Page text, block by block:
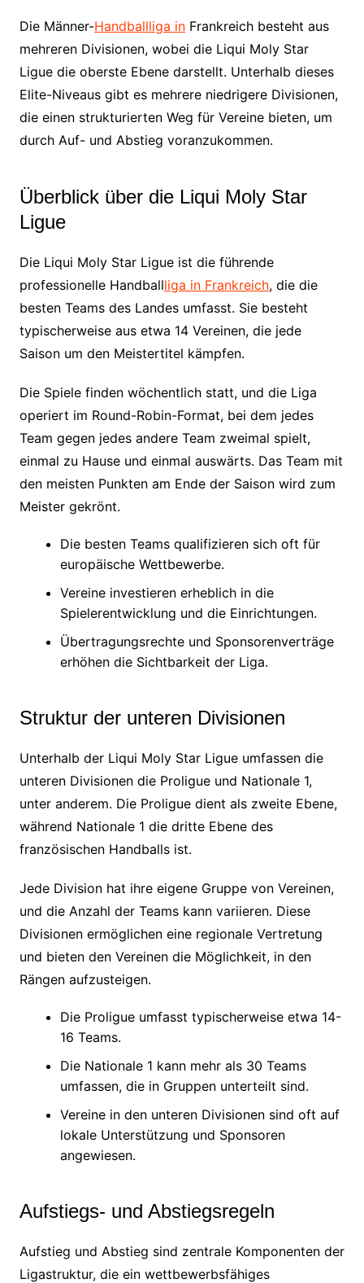
Die Männer-Handballliga inFrankreich besteht aus
mehreren Divisionen, wobei die Liqui Moly Star
Ligue die oberste Ebene darstellt. Unterhalb dieses
Elite-Niveaus gibt es mehrere niedrigere Divisionen,
die einen strukturierten Weg für Vereine bieten, um
durch Auf- und Abstieg voranzukommen.
Überblick über die Liqui Moly Star
Ligue
Die Liqui Moly Star Ligue ist die führende
professionelle Handballliga in Frankreich, die die
besten Teams des Landes umfasst. Sie besteht
typischerweise aus etwa 14 Vereinen, die jede
Saison um den Meistertitel kämpfen.
Die Spiele finden wöchentlich statt, und die Liga
operiert im Round-Robin-Format, bei dem jedes
Team gegen jedes andere Team zweimal spielt,
einmal zu Hause und einmal auswärts. Das Team mit
den meisten Punkten am Ende der Saison wird zum
Meister gekrönt.
Die besten Teams qualifizieren sich oft für
europäische Wettbewerbe.
Vereine investieren erheblich in die
Spielerentwicklung und die Einrichtungen.
Übertragungsrechte und Sponsorenverträge
erhöhen die Sichtbarkeit der Liga.
Struktur der unteren Divisionen
Unterhalb der Liqui Moly Star Ligue umfassen die
unteren Divisionen die Proligue und Nationale 1,
unter anderem. Die Proligue dient als zweite Ebene,
während Nationale 1 die dritte Ebene des
französischen Handballs ist.
Jede Division hat ihre eigene Gruppe von Vereinen,
und die Anzahl der Teams kann variieren. Diese
Divisionen ermöglichen eine regionale Vertretung
und bieten den Vereinen die Möglichkeit, in den
Rängen aufzusteigen.
Die Proligue umfasst typischerweise etwa 14-
16 Teams.
Die Nationale 1 kann mehr als 30 Teams
umfassen, die in Gruppen unterteilt sind.
Vereine in den unteren Divisionen sind oft auf
lokale Unterstützung und Sponsoren
angewiesen.
Aufstiegs- und Abstiegsregeln
Aufstieg und Abstieg sind zentrale Komponenten der
Ligastruktur, die ein wettbewerbsfähiges